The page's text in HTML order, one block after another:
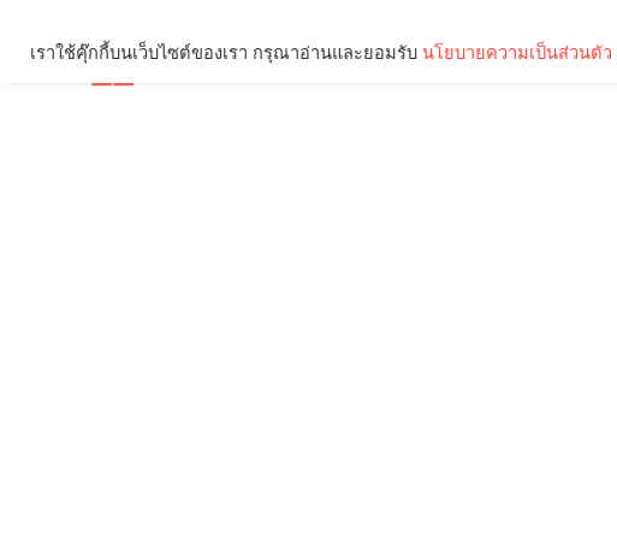
เราใช้คุ๊กกี้บนเว็บไซต์ของเรา กรุณาอ่านและยอมรับ นโยบายความเป็นส่วนตัว